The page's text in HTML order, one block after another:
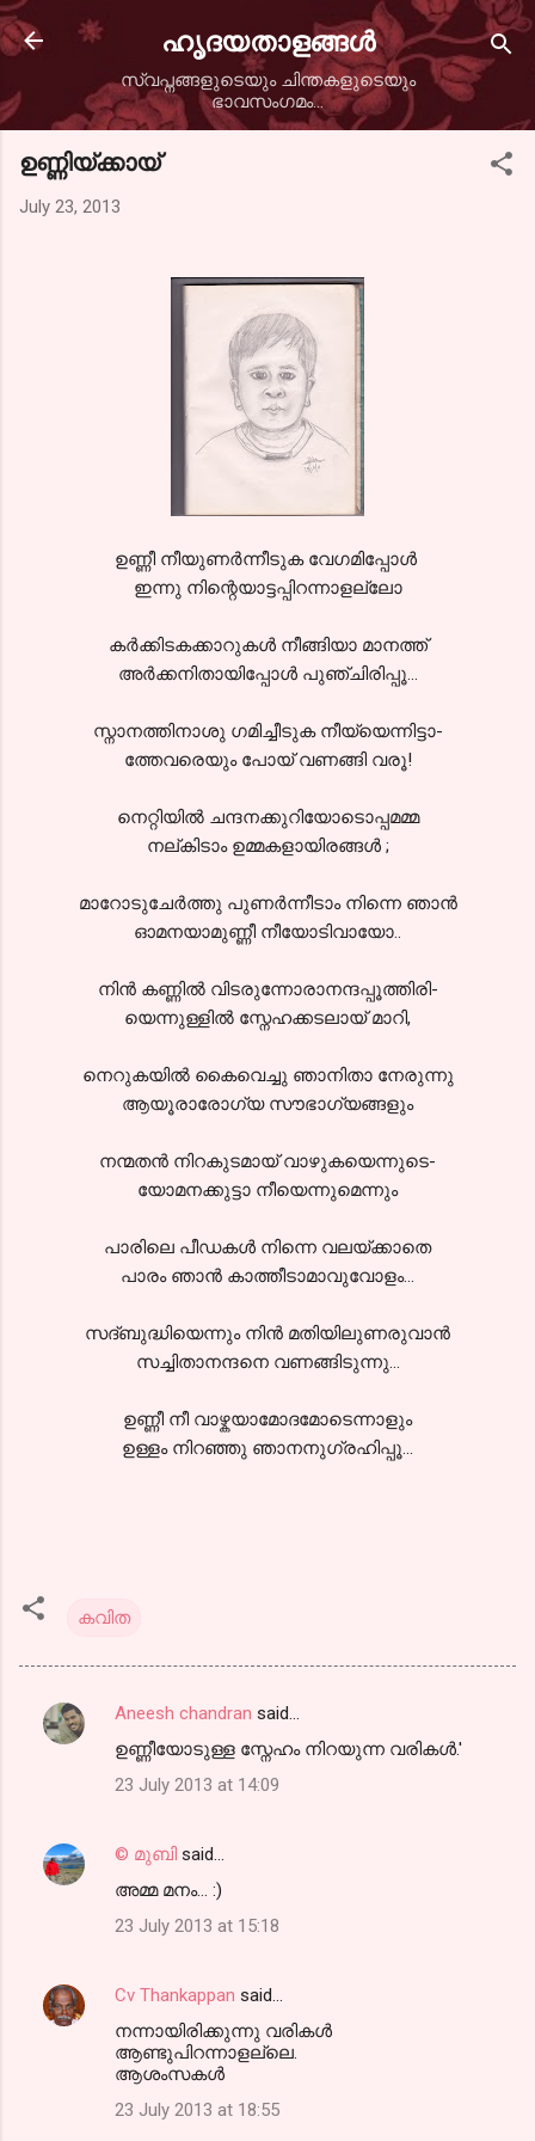
Skip to main content
ഹൃദയതാളങ്ങള്‍
സ്വപ്നങ്ങളുടെയും ചിന്തകളുടെയും
ഭാവസംഗമം...
ഉണ്ണിയ്ക്കായ്
July 23, 2013
ഉണ്ണീ നീയുണര്‍ന്നീടുക വേഗമിപ്പോള്‍
ഇന്നു നിന്റെയാട്ടപ്പിറന്നാളല്ലോ
കര്‍ക്കിടകക്കാറുകള്‍ നീങ്ങിയാ മാനത്ത്
അര്‍ക്കനിതായിപ്പോള്‍ പുഞ്ചിരിപ്പൂ...
സ്നാനത്തിനാശു ഗമിച്ചീടുക നീയ്യെന്നിട്ടാ-
ത്തേവരെയും പോയ്‌ വണങ്ങി വരൂ!
നെറ്റിയില്‍ ചന്ദനക്കുറിയോടൊപ്പമമ്മ
നല്കിടാം ഉമ്മകളായിരങ്ങള്‍ ;
മാറോടുചേര്‍ത്തു പുണര്‍ന്നീടാം നിന്നെ ഞാന്‍
ഓമനയാമുണ്ണീ നീയോടിവായോ..
നിന്‍ കണ്ണില്‍ വിടരുന്നോരാനന്ദപ്പൂത്തിരി-
യെന്നുള്ളില്‍ സ്നേഹക്കടലായ് മാറി,
നെറുകയില്‍ കൈവെച്ചു ഞാനിതാ നേരുന്നു
ആയൂരാരോഗ്യ സൗഭാഗ്യങ്ങളും
നന്മതന്‍ നിറകുടമായ് വാഴുകയെന്നുടെ-
യോമനക്കുട്ടാ നീയെന്നുമെന്നും
പാരിലെ പീഡകള്‍ നിന്നെ വലയ്ക്കാതെ
പാരം ഞാന്‍ കാത്തീടാമാവുവോളം...
സദ്‌ബുദ്ധിയെന്നും നിന്‍ മതിയിലുണരുവാന്‍
സച്ചിതാനന്ദനെ വണങ്ങിടുന്നു...
ഉണ്ണീ നീ വാഴ്കയാമോദമോടെന്നാളും
ഉള്ളം നിറഞ്ഞു ഞാനനുഗ്രഹിപ്പൂ...
കവിത
C
e
Aneesh chandran said…
ഉണ്ണീയോടുള്ള സ്നേഹം നിറയുന്ന വരികള്‍.'
23 July 2013 at 14:09
© മുബി said…
അമ്മ മനം... :)
23 July 2013 at 15:18
Cv Thankappan said…
നന്നായിരിക്കുന്നു വരികള്‍
ആണ്ടുപിറന്നാളല്ലെ.
ആശംസകള്‍
23 July 2013 at 18:55